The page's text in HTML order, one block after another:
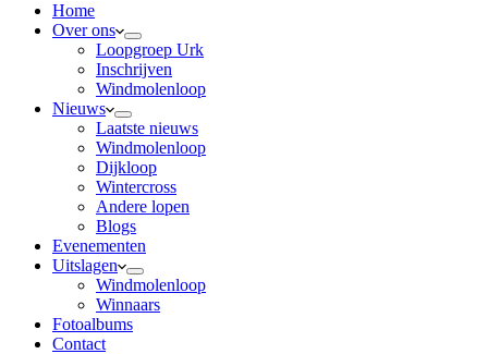
Home
Over ons
Loopgroep Urk
Inschrijven
Windmolenloop
Nieuws
Laatste nieuws
Windmolenloop
Dijkloop
Wintercross
Andere lopen
Blogs
Evenementen
Uitslagen
Windmolenloop
Winnaars
Fotoalbums
Contact